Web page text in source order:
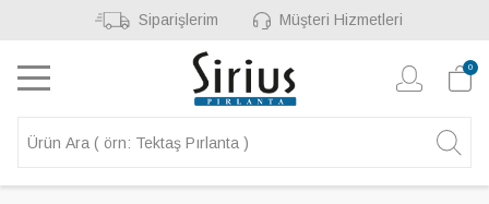
Siparişlerim Müşteri Hizmetleri
0